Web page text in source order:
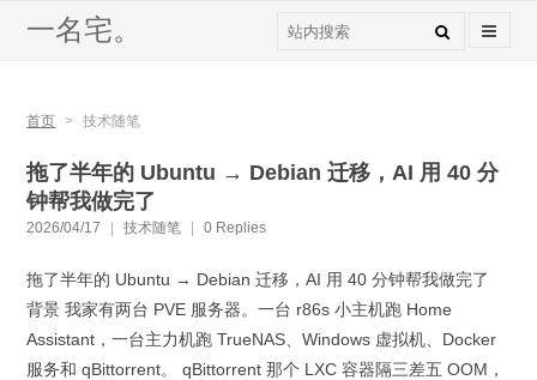
一名宅。
首页 > 技术随笔
拖了半年的 Ubuntu → Debian 迁移，AI 用 40 分
钟帮我做完了
2026/04/17 技术随笔 0 Replies
拖了半年的 Ubuntu → Debian 迁移，AI 用 40 分钟帮我做完了
背景 我家有两台 PVE 服务器。一台 r86s 小主机跑 Home
Assistant，一台主力机跑 TrueNAS、Windows 虚拟机、Docker
服务和 qBittorrent。 qBittorrent 那个 LXC 容器隔三差五 OOM，